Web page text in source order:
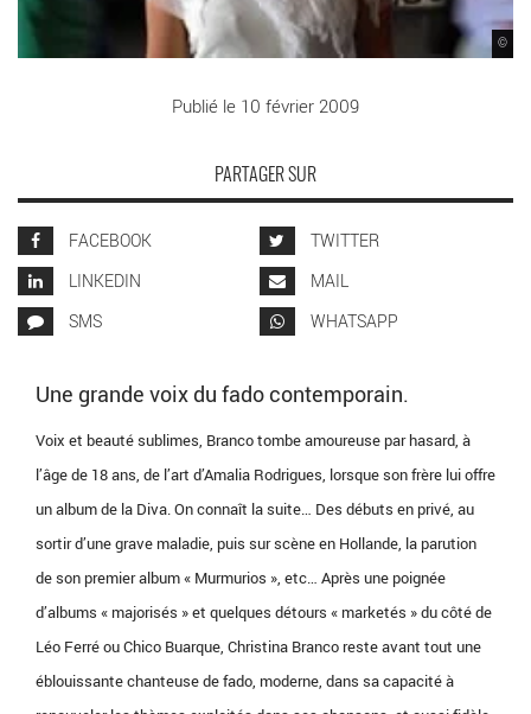
©
Publié le 10 février 2009
PARTAGER SUR
FACEBOOK
TWITTER
LINKEDIN
MAIL
SMS
WHATSAPP
Une grande voix du fado contemporain.
Voix et beauté sublimes, Branco tombe amoureuse par hasard, à
l’âge de 18 ans, de l’art d’Amalia Rodrigues, lorsque son frère lui offre
un album de la Diva. On connaît la suite… Des débuts en privé, au
sortir d’une grave maladie, puis sur scène en Hollande, la parution
de son premier album « Murmurios », etc… Après une poignée
d’albums « majorisés » et quelques détours « marketés » du côté de
Léo Ferré ou Chico Buarque, Christina Branco reste avant tout une
éblouissante chanteuse de fado, moderne, dans sa capacité à